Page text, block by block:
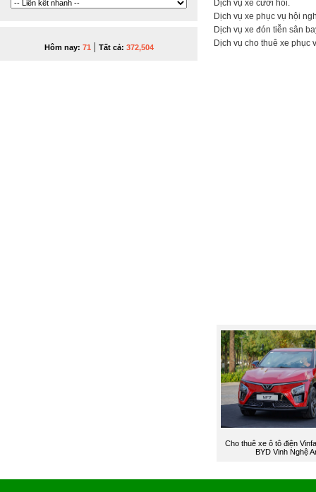
Hôm nay: 71 | Tất cả: 372,504
Dịch vụ xe cưới hỏi.
Dịch vụ xe phục vụ hội
Dịch vụ xe đón tiễn sân
Dịch vụ cho thuê xe phục
Cho thuê xe ô tô điện
BYD Vinh Nghệ